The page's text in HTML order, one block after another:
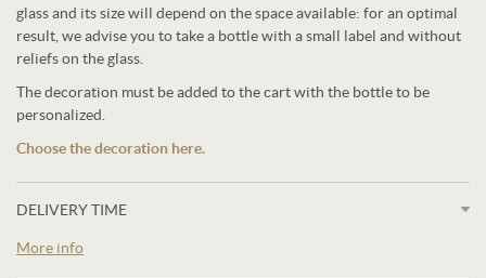
glass and its size will depend on the space available: for an optimal
result, we advise you to take a bottle with a small label and without
reliefs on the glass.
The decoration must be added to the cart with the bottle to be
personalized.
Choose the decoration here.
DELIVERY TIME
More info